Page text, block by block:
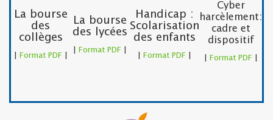
La bourse
des
collèges
Format PDF
La bourse
des lycées
Format PDF
Handicap :
Scolarisation
des enfants
Format PDF
Cyber
harcèlement:
cadre et
dispositif
Format PDF